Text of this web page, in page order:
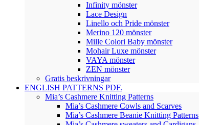
Infinity mönster
Lace Design
Linello och Pride mönster
Merino 120 mönster
Mille Colori Baby mönster
Mohair Luxe mönster
VAYA mönster
ZEN mönster
Gratis beskrivningar
ENGLISH PATTERNS PDF.
Mia’s Cashmere Knitting Patterns
Mia’s Cashmere Cowls and Scarves
Mia’s Cashmere Beanie Knitting Patterns